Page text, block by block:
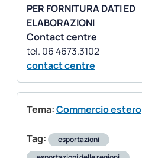
PER FORNITURA DATI ED
ELABORAZIONI
Contact centre
contact centre
Tema:Commercio estero
Tag:
esportazioni